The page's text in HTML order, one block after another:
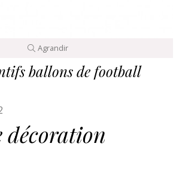
Agrandir
ballons de football
décoration